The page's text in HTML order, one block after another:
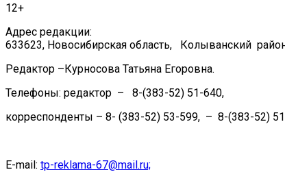
12+
Адрес редакции:
633623, Новосибирская область, Колыванский
Редактор –Курносова Татьяна Егоровна.
Телефоны: редактор – 8-(383-52) 51-640,
корреспонденты – 8- (383-52) 53-599, – 8-(383-52)
E-mail: tp-reklama-67@mail.ru;